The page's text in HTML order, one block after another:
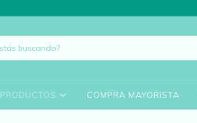
PRODUCTOS COMPRA MAYORISTA